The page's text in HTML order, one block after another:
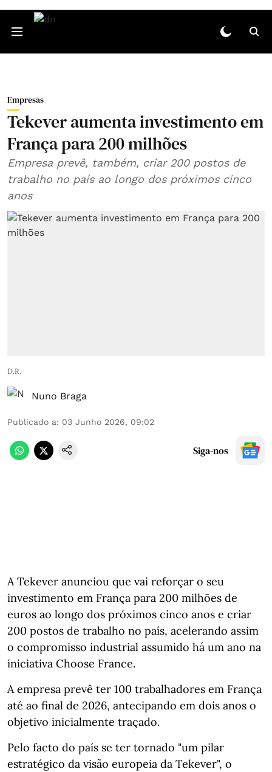
Empresas
Tekever aumenta investimento em
França para 200 milhões
Empresa prevê, também, criar 200 postos de
trabalho no país ao longo dos próximos cinco
anos
D.R.
Nuno Braga
Publicado a: 03 Junho 2026, 09:02
Siga-nos
A Tekever anunciou que vai reforçar o seu
investimento em França para 200 milhões de
euros ao longo dos próximos cinco anos e criar
200 postos de trabalho no país, acelerando assim
o compromisso industrial assumido há um ano na
iniciativa Choose France.
A empresa prevê ter 100 trabalhadores em França
até ao final de 2026, antecipando em dois anos o
objetivo inicialmente traçado.
Pelo facto do país se ter tornado "um pilar
estratégico da visão europeia da Tekever", o